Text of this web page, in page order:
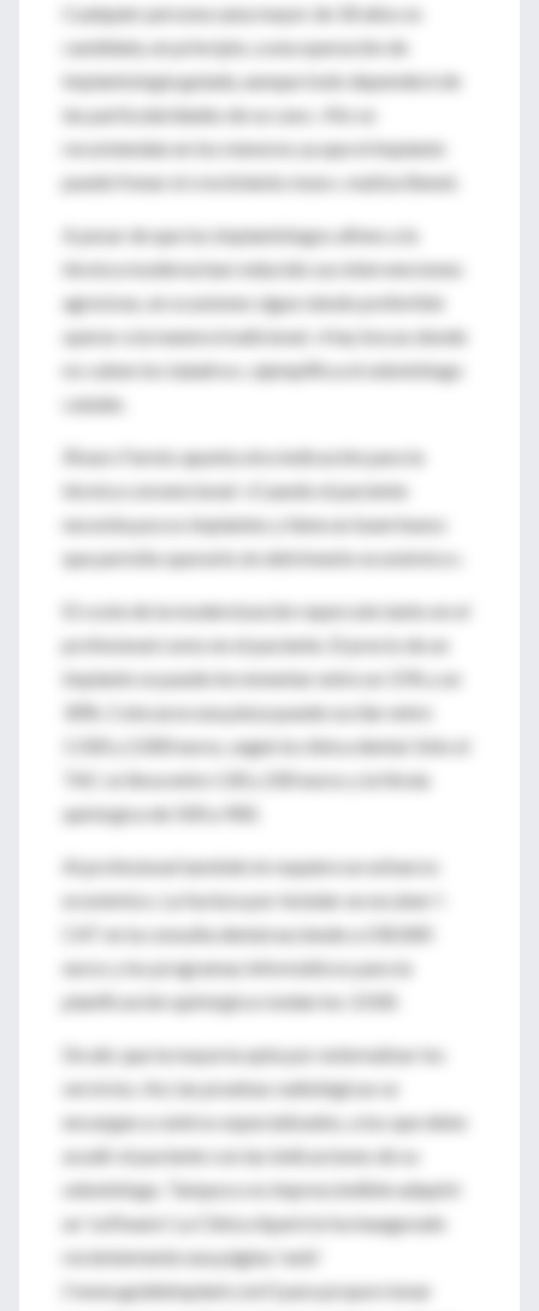
Cualquier persona sana mayor de 18 años es
candidata, en principio, a una operación de
implantología guiada, aunque todo dependerá de
las particularidades de su caso. «No se
recomiendan en los menores ya que el implante
puede frenar el crecimiento óseo», matiza Benet.
A pesar de que los implantólogos afines a la
técnica moderna han reducido sus intervenciones
agresivas, en ocasiones sigue siendo preferible
operar a la manera tradicional. «Hay bocas donde
no caben los taladros», ejemplifica el odontólogo
catalán.
Álvaro Farnós apunta otra indicación para la
técnica convencional: «Cuando el paciente
necesita pocos implantes y tiene un buen hueso
que permite operarle sin detrimento económico».
El coste de la modernización repercute tanto en el
profesional como en el paciente. El precio de un
implante se puede incrementar entre un 15% y un
30%. Colocarse una pieza puede oscilar entre
1.500 y 2.000 euros, según la clínica dental. Sólo el
TAC se lleva entre 130 y 200 euros y la férula
quirúrgica de 500 a 900.
Al profesional también le requiere un esfuerzo
económico. La factura por instalar un escáner I-
CAT en la consulta dental asciende a 230.000
euros y los programas informáticos para la
planificación quirúrgica rondan los 3.500.
De ahí, que la mayoría opte por externalizar los
servicios. Así, las pruebas radiológicas se
encargan a centros especializados, a los que debe
acudir el paciente con las indicaciones de su
odontólogo. Tampoco es imprescindible adquirir
un 'software'. La Clínica Aparicio ha inaugurado
recientemente una página 'web'
('www.guideimplant.com') para proporcionar